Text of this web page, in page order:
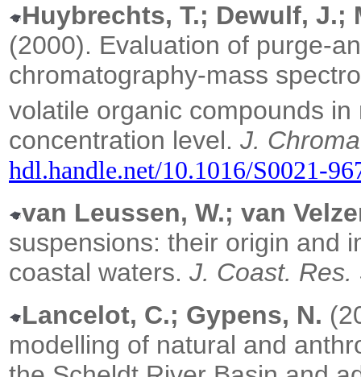
Huybrechts, T.; Dewulf, J.;
(2000). Evaluation of purge-
chromatography-mass
volatile organic compounds
concentration level. J.
hdl.handle.net/10.1016/S0021-
van Leussen, W.; van
suspensions: their origin and
coastal waters. J. Coast. Res.
Lancelot, C.; Gypens, N.
modelling of natural and